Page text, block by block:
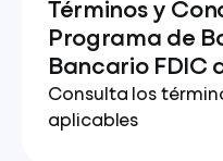
Términos y
Programa de
Bancario FDIC
Consulta los
aplicables